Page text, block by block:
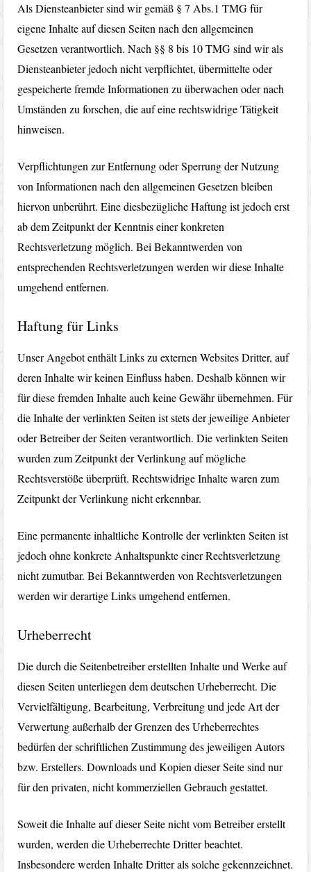
Als Diensteanbieter sind wir gemäß § 7 Abs.1 TMG für
eigene Inhalte auf diesen Seiten nach den allgemeinen
Gesetzen verantwortlich. Nach §§ 8 bis 10 TMG sind wir als
Diensteanbieter jedoch nicht verpflichtet, übermittelte oder
gespeicherte fremde Informationen zu überwachen oder nach
Umständen zu forschen, die auf eine rechtswidrige Tätigkeit
hinweisen.
Verpflichtungen zur Entfernung oder Sperrung der Nutzung
von Informationen nach den allgemeinen Gesetzen bleiben
hiervon unberührt. Eine diesbezügliche Haftung ist jedoch erst
ab dem Zeitpunkt der Kenntnis einer konkreten
Rechtsverletzung möglich. Bei Bekanntwerden von
entsprechenden Rechtsverletzungen werden wir diese Inhalte
umgehend entfernen.
Haftung für Links
Unser Angebot enthält Links zu externen Websites Dritter, auf
deren Inhalte wir keinen Einfluss haben. Deshalb können wir
für diese fremden Inhalte auch keine Gewähr übernehmen. Für
die Inhalte der verlinkten Seiten ist stets der jeweilige Anbieter
oder Betreiber der Seiten verantwortlich. Die verlinkten Seiten
wurden zum Zeitpunkt der Verlinkung auf mögliche
Rechtsverstöße überprüft. Rechtswidrige Inhalte waren zum
Zeitpunkt der Verlinkung nicht erkennbar.
Eine permanente inhaltliche Kontrolle der verlinkten Seiten ist
jedoch ohne konkrete Anhaltspunkte einer Rechtsverletzung
nicht zumutbar. Bei Bekanntwerden von Rechtsverletzungen
werden wir derartige Links umgehend entfernen.
Urheberrecht
Die durch die Seitenbetreiber erstellten Inhalte und Werke auf
diesen Seiten unterliegen dem deutschen Urheberrecht. Die
Vervielfältigung, Bearbeitung, Verbreitung und jede Art der
Verwertung außerhalb der Grenzen des Urheberrechtes
bedürfen der schriftlichen Zustimmung des jeweiligen Autors
bzw. Erstellers. Downloads und Kopien dieser Seite sind nur
für den privaten, nicht kommerziellen Gebrauch gestattet.
Soweit die Inhalte auf dieser Seite nicht vom Betreiber erstellt
wurden, werden die Urheberrechte Dritter beachtet.
Insbesondere werden Inhalte Dritter als solche gekennzeichnet.